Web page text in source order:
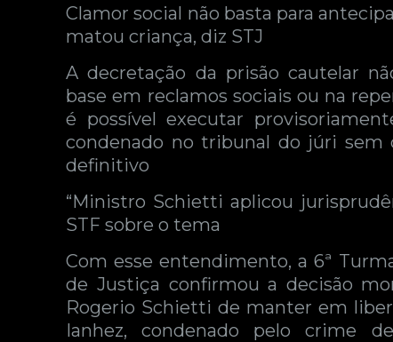
Clamor social não basta para
matou criança, diz STJ
A decretação da prisão cautelar
base em reclamos sociais ou na
é possível executar
condenado no tribunal do júri sem
definitivo
“Ministro Schietti aplicou
STF sobre o tema
Com esse entendimento, a 6ª
de Justiça confirmou a decisão
Rogerio Schietti de manter em
Ianhez, condenado pelo crime